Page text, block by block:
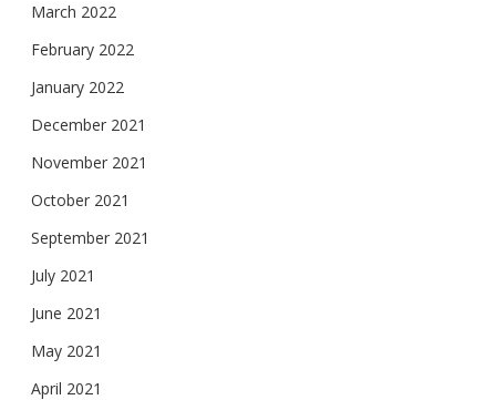
March 2022
February 2022
January 2022
December 2021
November 2021
October 2021
September 2021
July 2021
June 2021
May 2021
April 2021